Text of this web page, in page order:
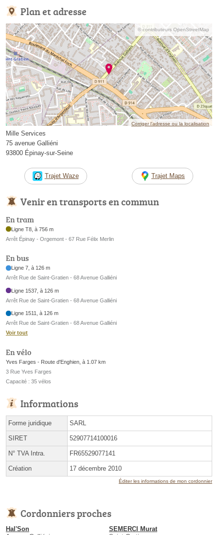
Plan et adresse
© contributeurs OpenStreetMap
Corriger l’adresse ou la localisation
Mille Services
75 avenue Galliéni
93800 Épinay-sur-Seine
Trajet Waze Trajet Maps
Venir en transports en commun
En tram
Ligne T8, à 756 m
Arrêt Épinay - Orgemont - 67 Rue Félix Merlin
En bus
Ligne 7, à 126 m
Arrêt Rue de Saint-Gratien - 68 Avenue Galliéni
Ligne 1537, à 126 m
Arrêt Rue de Saint-Gratien - 68 Avenue Galliéni
Ligne 1511, à 126 m
Arrêt Rue de Saint-Gratien - 68 Avenue Galliéni
Voir tout
En vélo
Yves Farges - Route d'Enghien, à 1.07 km
3 Rue Yves Farges
Capacité : 35 vélos
Informations
Forme juridique SARL
SIRET 52907714100016
N° TVA Intra. FR65529077141
Création 17 décembre 2010
Éditer les informations de mon cordonnier
Cordonniers proches
Hal'Son
SEMERCI Murat